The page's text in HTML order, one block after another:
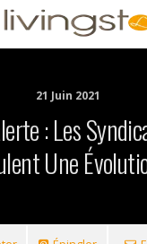
21 Juin 2021
: Les
Une